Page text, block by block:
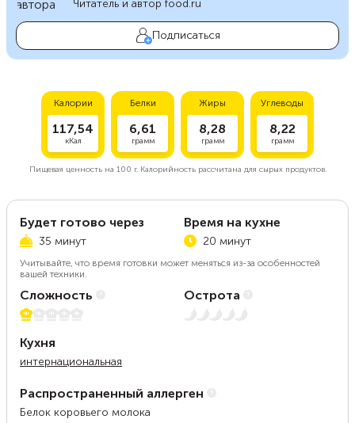
Читатель и автор food.ru
Подписаться
Калории
117,54
кКал
Белки
6,61
грамм
Жиры
8,28
грамм
Углеводы
8,22
грамм
Пищевая ценность на 100 г.Калорийность рассчитана для сырых продуктов.
Будет готово через
35 минут
Время на кухне
20 минут
Учитывайте, что время готовки может меняться из-за особенностей
вашей техники.
Сложность
1 из 5
Острота
Нет остроты
Кухня
интернациональная
Распространенный аллерген
Белок коровьего молока